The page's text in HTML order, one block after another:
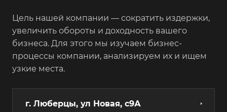
Цель нашей компании — сократить издержки,
увеличить обороты и доходность вашего
бизнеса. Для этого мы изучаем бизнес-
процессы компании, анализируем их и ищем
узкие места.
г. Люберцы, ул Новая, с9А